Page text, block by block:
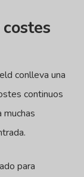
conlleva una
continuos
muchas
para